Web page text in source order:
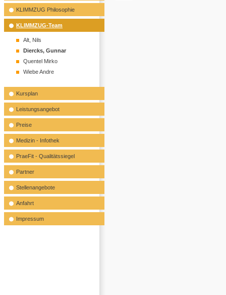
KLIMMZUG Philosophie
KLIMMZUG-Team
Alt, Nils
Diercks, Gunnar
Quentel Mirko
Wiebe Andre
Kursplan
Leistungsangebot
Preise
Medizin - Infothek
PraeFit - Qualitätssiegel
Partner
Stellenangebote
Anfahrt
Impressum